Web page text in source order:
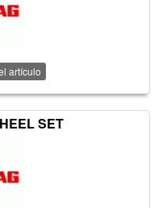
artículo
SET